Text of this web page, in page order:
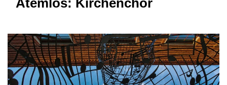
Atemlos: Kirchenchor